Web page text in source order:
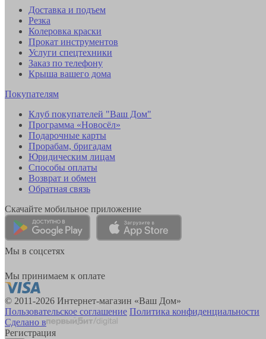
Доставка и подъем
Резка
Колеровка краски
Прокат инструментов
Услуги спецтехники
Заказ по телефону
Крыша вашего дома
Покупателям
Клуб покупателей "Ваш Дом"
Программа «Новосёл»
Подарочные карты
Прорабам, бригадам
Юридическим лицам
Способы оплаты
Возврат и обмен
Обратная связь
Скачайте мобильное приложение
Мы в соцсетях
Мы принимаем к оплате
© 2011-2026 Интернет-магазин «Ваш Дом»
Пользовательское соглашение Политика конфиденциальности
Сделано в
Регистрация